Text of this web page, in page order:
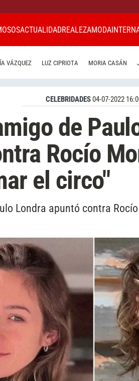
ACTUALIDADREALEZAMODA
VÁZQUEZ LUZ CIPRIOTA MORIA CASÁN
CELEBRIDADES04-07-2022
de
Rocío
el circo"
Londra apuntó contra